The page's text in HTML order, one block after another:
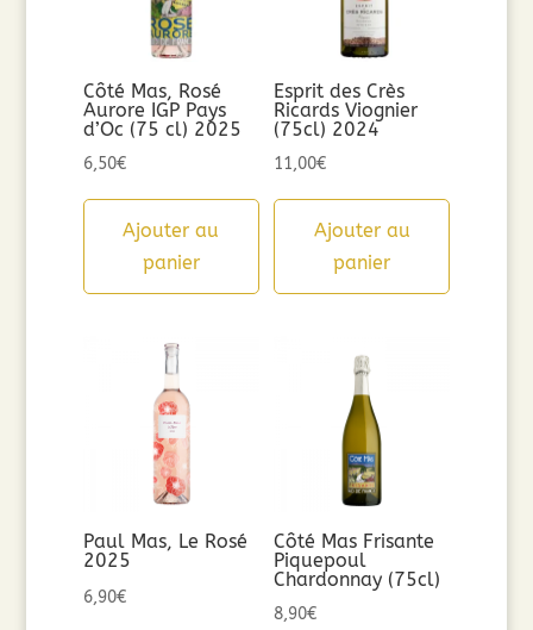
Côté Mas, Rosé
Aurore IGP Pays
d’Oc (75 cl) 2025
6,50€
Ajouter au
panier
Esprit des Crès
Ricards Viognier
(75cl) 2024
11,00€
Ajouter au
panier
Paul Mas, Le Rosé
2025
6,90€
Côté Mas Frisante
Piquepoul
Chardonnay (75cl)
8,90€